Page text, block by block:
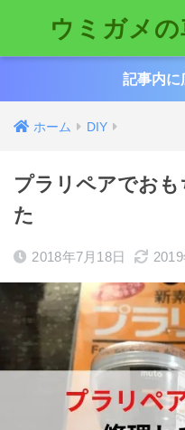
ウミガメ
記事内に
ホーム DIY
プラリペアでお
た
2018年7月18日